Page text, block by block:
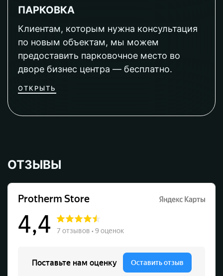
ПАРКОВКА
Клиентам, которым нужна консультация
по новым объектам, мы можем
предоставить парковочное место во
дворе бизнес центра — бесплатно.
ОТКРЫТЬ
ОТЗЫВЫ